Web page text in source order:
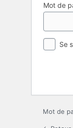
Mot de
Se
Mot de